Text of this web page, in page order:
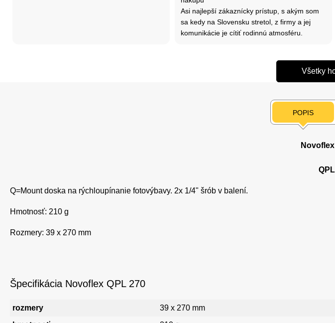
Asi najlepší zákaznícky prístup, s akým som
sa kedy na Slovensku stretol, z firmy a jej
komunikácie je cítiť rodinnú atmosféru.
Všetky
POPIS
Q=Mount doska na rýchloupínanie fotovýbavy. 2x 1/4" šrób v balení.
Hmotnosť: 210 g
Rozmery: 39 x 270 mm
Špecifikácia Novoflex QPL 270
rozmery
39 x 270 mm